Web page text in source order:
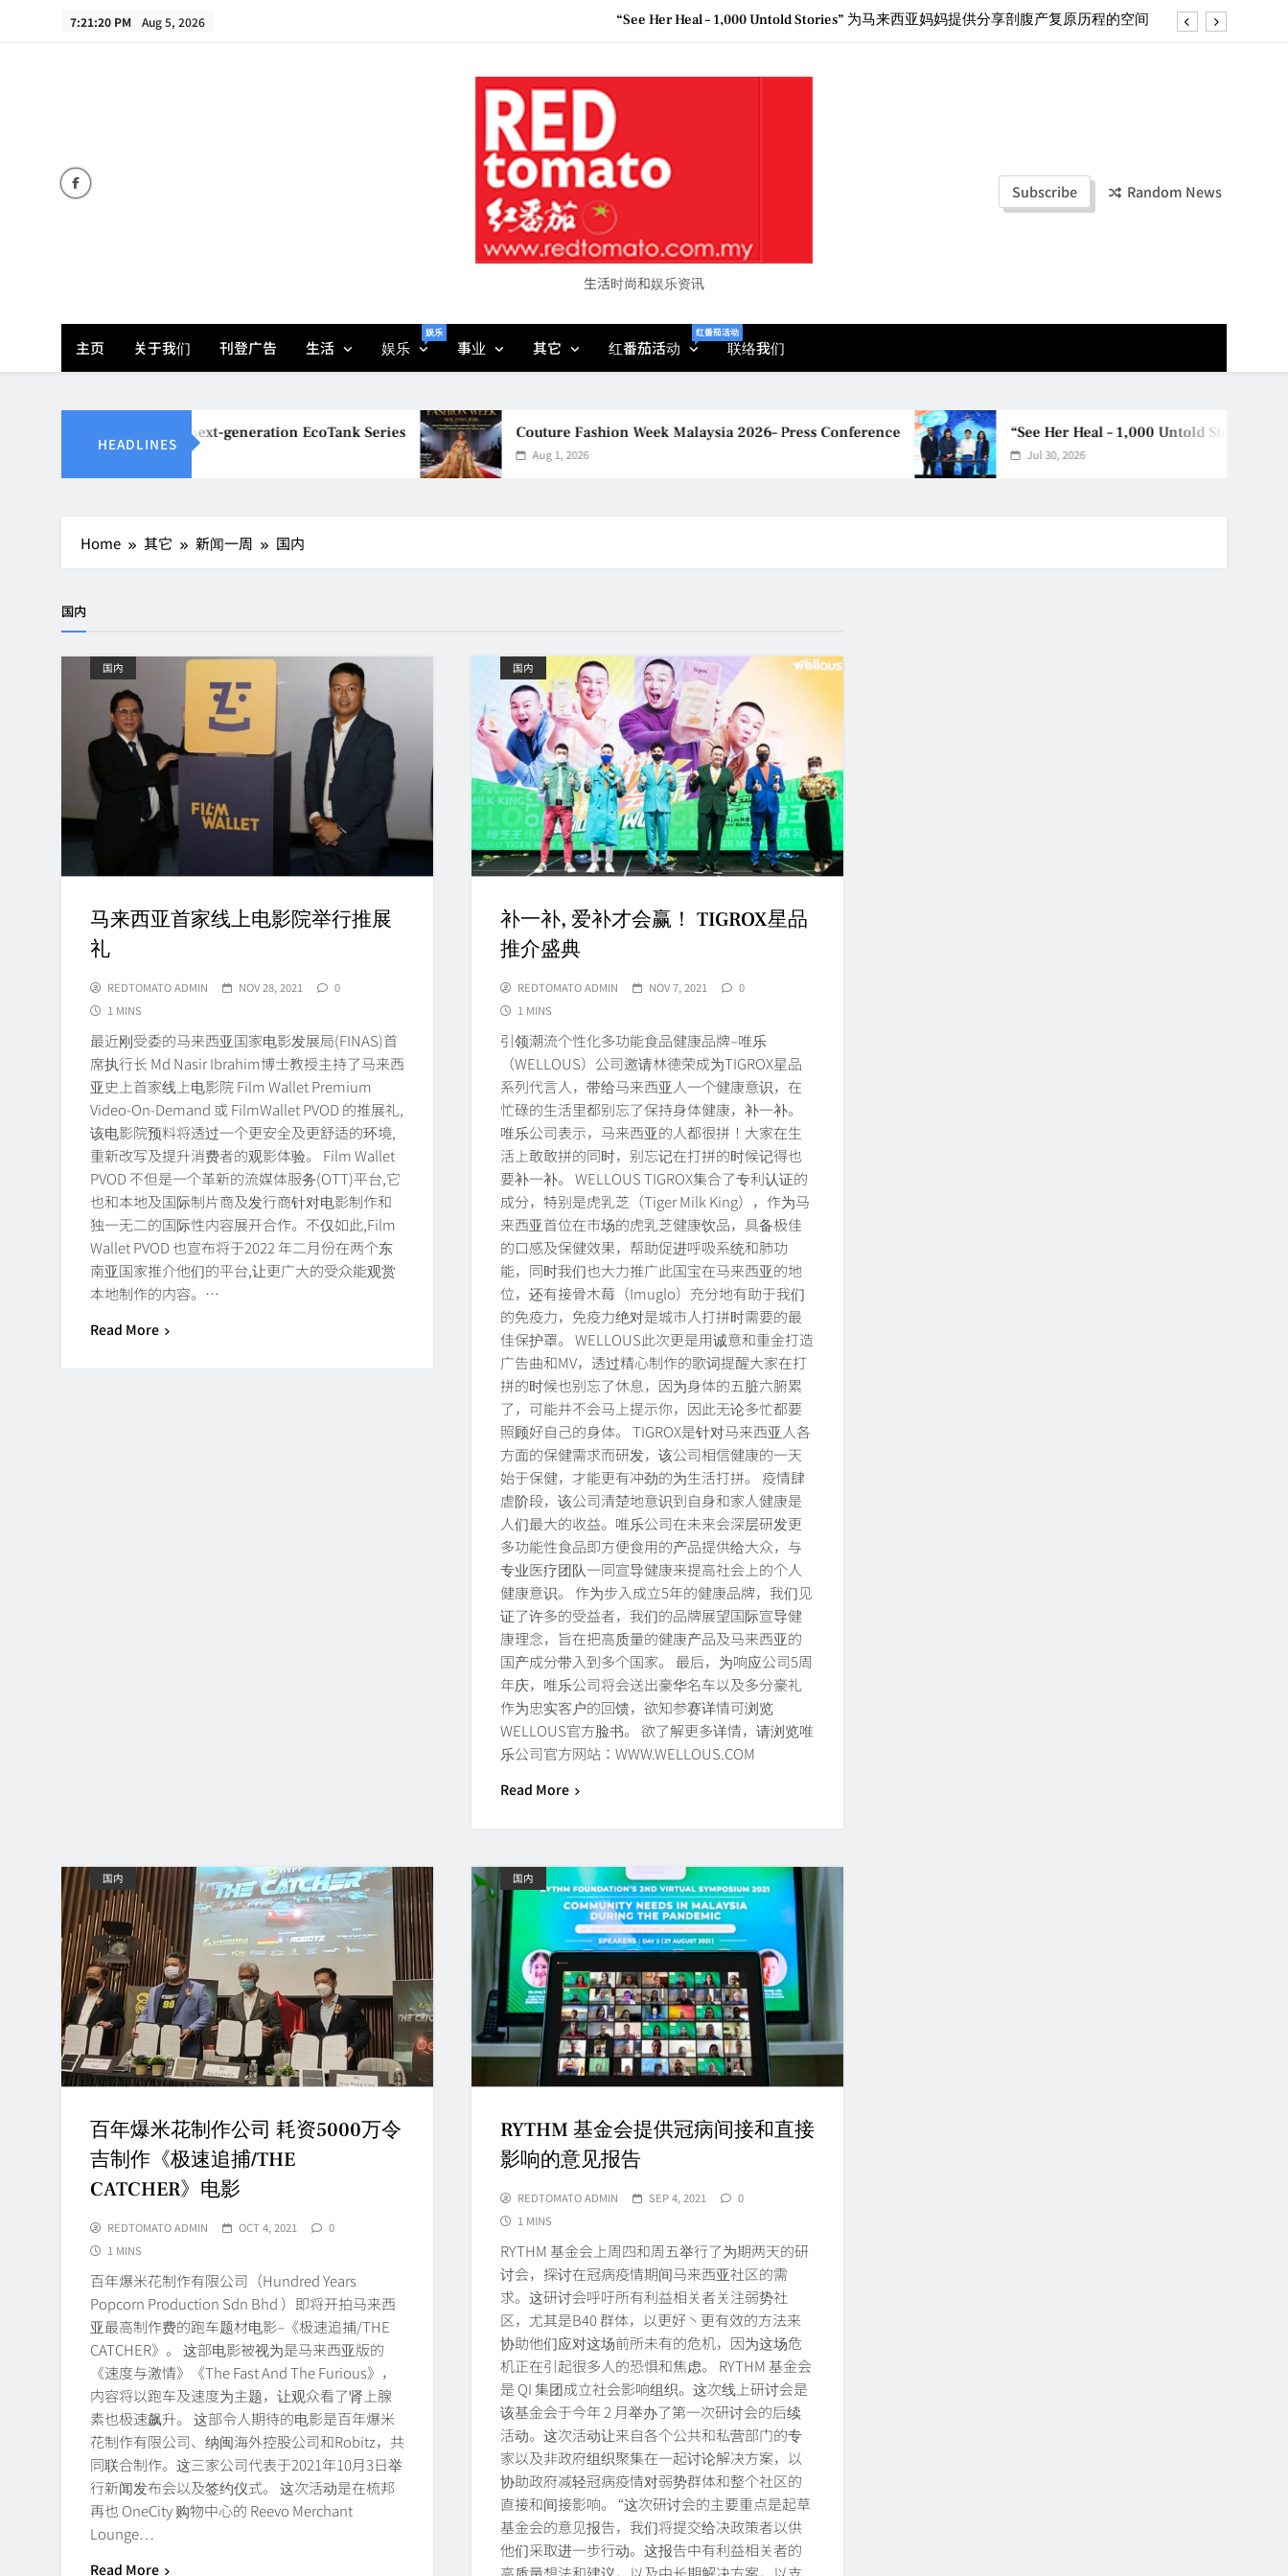
7:21:21 PM Aug 5, 2026 “See Her Heal – 1,000 Untold Stories” 为马来西亚妈妈提供分享剖腹产复原历程的空间
“See Her Heal – 1,000 Untold Stories” 为马来西亚妈妈提供分享剖腹产复原历程的空间
生活时尚和娱乐资讯
Subscribe Random News
主页 关于我们 刊登广告 生活 娱乐
娱乐
事业 其它 红番茄活动
红番茄活动
联络我们
HEADLINES
printing with next-generation EcoTank Series Couture Fashion Week Malaysia 2026– Press Conference
Aug 1, 2026
“See Her Heal – 1,000 Untold Stories” 为马来西
Jul 30, 2026
Home 其它 新闻一周 国内
国内
国内
马来西亚首家线上电影院举行推展
礼
REDTOMATO ADMIN NOV 28, 2021
0
1 MINS
最近刚受委的马来西亚国家电影发展局(FINAS)首
席执行长 Md Nasir Ibrahim博士教授主持了马来西
亚史上首家线上电影院 Film Wallet Premium
Video-On-Demand 或 FilmWallet PVOD 的推展礼,
该电影院预料将透过一个更安全及更舒适的环境,
重新改写及提升消费者的观影体验。 Film Wallet
PVOD 不但是一个革新的流媒体服务(OTT)平台,它
也和本地及国际制片商及发行商针对电影制作和
独一无二的国际性内容展开合作。不仅如此,Film
Wallet PVOD 也宣布将于2022 年二月份在两个东
南亚国家推介他们的平台,让更广大的受众能观赏
本地制作的内容。…
Read More
国内
补一补, 爱补才会赢！ TIGROX星品
推介盛典
REDTOMATO ADMIN NOV 7, 2021
0
1 MINS
引领潮流个性化多功能食品健康品牌–唯乐
（WELLOUS）公司邀请林德荣成为TIGROX星品
系列代言人，带给马来西亚人一个健康意识，在
忙碌的生活里都别忘了保持身体健康，补一补。
唯乐公司表示，马来西亚的人都很拼！大家在生
活上敢敢拼的同时，别忘记在打拼的时候记得也
要补一补。 WELLOUS TIGROX集合了专利认证的
成分，特别是虎乳芝（Tiger Milk King），作为马
来西亚首位在市场的虎乳芝健康饮品，具备极佳
的口感及保健效果，帮助促进呼吸系统和肺功
能，同时我们也大力推广此国宝在马来西亚的地
位，还有接骨木莓（Imuglo）充分地有助于我们
的免疫力，免疫力绝对是城市人打拼时需要的最
佳保护罩。 WELLOUS此次更是用诚意和重金打造
广告曲和MV，透过精心制作的歌词提醒大家在打
拼的时候也别忘了休息，因为身体的五脏六腑累
了，可能并不会马上提示你，因此无论多忙都要
照顾好自己的身体。 TIGROX是针对马来西亚人各
方面的保健需求而研发，该公司相信健康的一天
始于保健，才能更有冲劲的为生活打拼。 疫情肆
虐阶段，该公司清楚地意识到自身和家人健康是
人们最大的收益。唯乐公司在未来会深层研发更
多功能性食品即方便食用的产品提供给大众，与
专业医疗团队一同宣导健康来提高社会上的个人
健康意识。 作为步入成立5年的健康品牌，我们见
证了许多的受益者，我们的品牌展望国际宣导健
康理念，旨在把高质量的健康产品及马来西亚的
国产成分带入到多个国家。 最后，为响应公司5周
年庆，唯乐公司将会送出豪华名车以及多分豪礼
作为忠实客户的回馈，欲知参赛详情可浏览
WELLOUS官方脸书。 欲了解更多详情，请浏览唯
乐公司官方网站：WWW.WELLOUS.COM
Read More
国内
百年爆米花制作公司 耗资5000万令
吉制作《极速追捕/THE
CATCHER》电影
REDTOMATO ADMIN OCT 4, 2021
0
1 MINS
百年爆米花制作有限公司（Hundred Years
Popcorn Production Sdn Bhd ）即将开拍马来西
亚最高制作费的跑车题材电影–《极速追捕/THE
CATCHER》。 这部电影被视为是马来西亚版的
《速度与激情》《The Fast And The Furious》，
内容将以跑车及速度为主题，让观众看了肾上腺
素也极速飙升。 这部令人期待的电影是百年爆米
花制作有限公司、纳闽海外控股公司和Robitz，共
同联合制作。这三家公司代表于2021年10月3日举
行新闻发布会以及签约仪式。 这次活动是在梳邦
再也 OneCity 购物中心的 Reevo Merchant
Lounge…
Read More
国内
RYTHM 基金会提供冠病间接和直接
影响的意见报告
REDTOMATO ADMIN SEP 4, 2021
0
1 MINS
RYTHM 基金会上周四和周五举行了为期两天的研
讨会，探讨在冠病疫情期间马来西亚社区的需
求。这研讨会呼吁所有利益相关者关注弱势社
区，尤其是B40 群体，以更好丶更有效的方法来
协助他们应对这场前所未有的危机，因为这场危
机正在引起很多人的恐惧和焦虑。 RYTHM 基金会
是 QI 集团成立社会影响组织。这次线上研讨会是
该基金会于今年 2 月举办了第一次研讨会的后续
活动。这次活动让来自各个公共和私营部门的专
家以及非政府组织聚集在一起讨论解决方案，以
协助政府减轻冠病疫情对弱势群体和整个社区的
直接和间接影响。 “这次研讨会的主要重点是起草
基金会的意见报告，我们将提交给决政策者以供
他们采取进一步行动。这报告中有利益相关者的